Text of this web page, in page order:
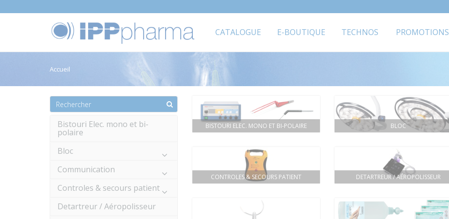
CATALOGUE E-BOUTIQUE TECHNOS PROMOTIONS
Accueil
Bistouri Elec. mono et bi-
polaire
Bloc
Communication
Controles & secours patient
Detartreur / Aéropolisseur
BISTOURI ELEC. MONO ET BI-POLAIRE BLOC
CONTROLES & SECOURS PATIENT DETARTREUR / AÉROPOLISSEUR